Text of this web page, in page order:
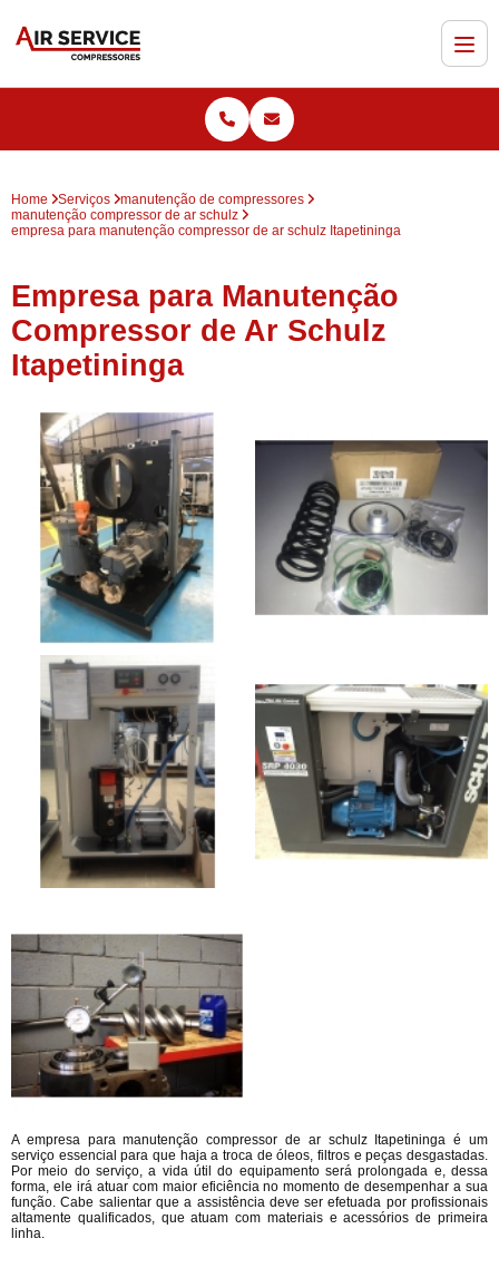
Home Serviços
manutenção de compressores
manutenção compressor de ar schulz
empresa para manutenção compressor de ar schulz Itapetininga
Empresa para Manutenção
Compressor de Ar Schulz
Itapetininga
A empresa para manutenção compressor de ar schulz Itapetininga é um
serviço essencial para que haja a troca de óleos, filtros e peças desgastadas.
Por meio do serviço, a vida útil do equipamento será prolongada e, dessa
forma, ele irá atuar com maior eficiência no momento de desempenhar a sua
função. Cabe salientar que a assistência deve ser efetuada por profissionais
altamente qualificados, que atuam com materiais e acessórios de primeira
linha.